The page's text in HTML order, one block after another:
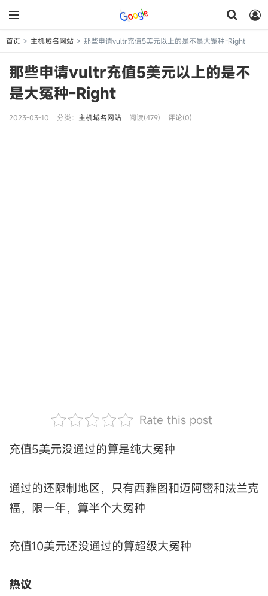
首页 > 主机域名网站 > 那些申请vultr充值5美元以上的是不是大冤种-Right
那些申请vultr充值5美元以上的是不
是大冤种-Right
2023-03-10 分类： 主机域名网站 阅读(479) 评论(0)
Rate this post
充值5美元没通过的算是纯大冤种
通过的还限制地区，只有西雅图和迈阿密和法兰克
福，限一年，算半个大冤种
充值10美元还没通过的算超级大冤种
热议